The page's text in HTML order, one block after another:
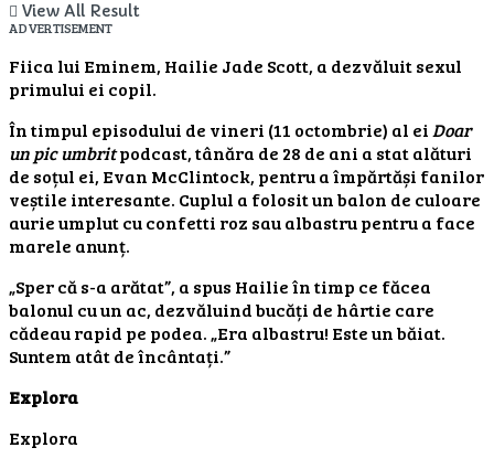
View All Result
ADVERTISEMENT
Fiica lui Eminem, Hailie Jade Scott, a dezvăluit sexul
primului ei copil.
În timpul episodului de vineri (11 octombrie) al ei Doar
un pic umbritpodcast, tânăra de 28 de ani a stat alături
de soțul ei, Evan McClintock, pentru a împărtăși fanilor
veștile interesante. Cuplul a folosit un balon de culoare
aurie umplut cu confetti roz sau albastru pentru a face
marele anunț.
„Sper că s-a arătat”, a spus Hailie în timp ce făcea
balonul cu un ac, dezvăluind bucăți de hârtie care
cădeau rapid pe podea. „Era albastru! Este un băiat.
Suntem atât de încântați.”
Explora
Explora